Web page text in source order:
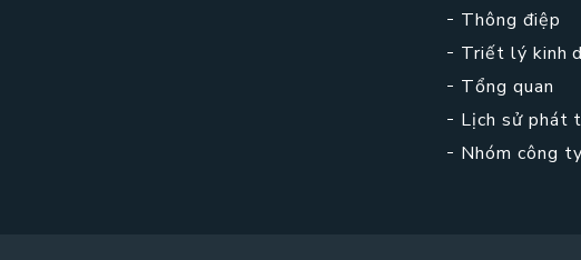
Thông điệp
Triết lý kinh
Tổng quan
Lịch sử phát
Nhóm công ty